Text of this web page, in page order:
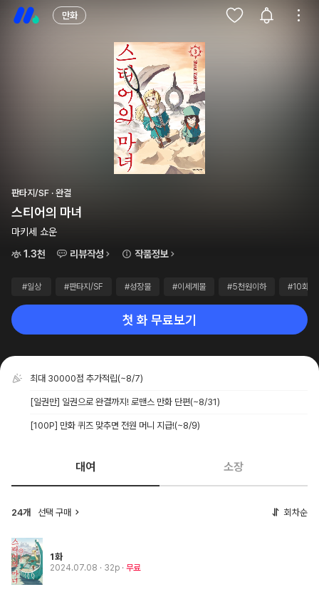
만화
판타지/SF · 완결
스티어의 마녀
마키세 쇼운
1.3천
리뷰작성 작품정보
#일상 #판타지/SF #성장물 #이세계물 #5천원이하 #10화이
첫 화 무료보기
최대 30000점 추가적립(~8/7)
[일권만] 일권으로 완결까지! 로맨스 만화 단편(~8/31)
[100P] 만화 퀴즈 맞추면 전원 머니 지급!(~8/9)
대여 소장
24개 선택 구매 회차순
1화
2024.07.08 · 32p 무료